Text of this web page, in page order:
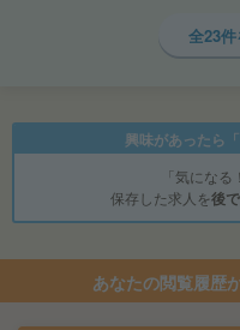
全23
興味があったら
「気になる
保存した求人を後
あなたの閲覧履歴